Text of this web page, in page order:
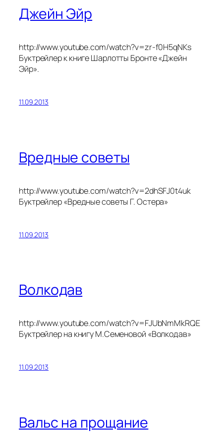
Джейн Эйр
http://www.youtube.com/watch?v=zr-f0H5qNKs
Буктрейлер к книге Шарлотты Бронте «Джейн
Эйр».
11.09.2013
Вредные советы
http://www.youtube.com/watch?v=2dhSFJ0t4uk
Буктрейлер «Вредные советы Г. Остера»
11.09.2013
Волкодав
http://www.youtube.com/watch?v=FJUbNmMkRQE
Буктрейлер на книгу М.Семеновой «Волкодав»
11.09.2013
Вальс на прощание